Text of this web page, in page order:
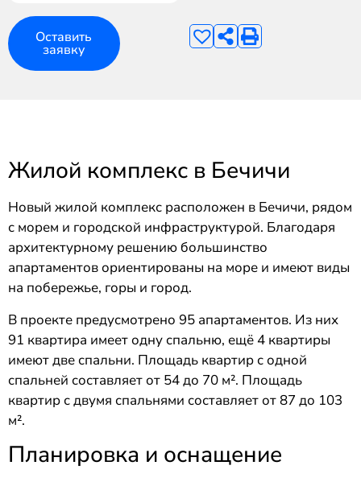
Оставить
заявку
Жилой комплекс в Бечичи
Новый жилой комплекс расположен в Бечичи, рядом
с морем и городской инфраструктурой. Благодаря
архитектурному решению большинство
апартаментов ориентированы на море и имеют виды
на побережье, горы и город.
В проекте предусмотрено 95 апартаментов. Из них
91 квартира имеет одну спальню, ещё 4 квартиры
имеют две спальни. Площадь квартир с одной
спальней составляет от 54 до 70 м². Площадь
квартир с двумя спальнями составляет от 87 до 103
м².
Планировка и оснащение